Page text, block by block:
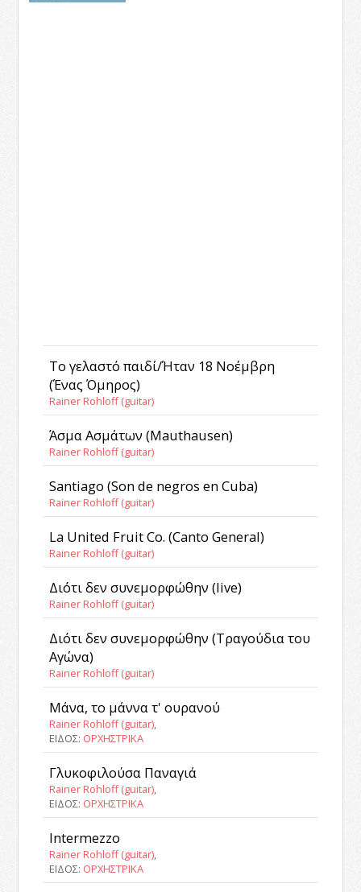
Το γελαστό παιδί/Ήταν 18 Νοέμβρη
(Ένας Όμηρος)
Rainer Rohloff (guitar)
Άσμα Ασμάτων (Mauthausen)
Rainer Rohloff (guitar)
Santiago (Son de negros en Cuba)
Rainer Rohloff (guitar)
La United Fruit Co. (Canto General)
Rainer Rohloff (guitar)
Διότι δεν συνεμορφώθην (live)
Rainer Rohloff (guitar)
Διότι δεν συνεμορφώθην (Τραγούδια του
Αγώνα)
Rainer Rohloff (guitar)
Μάνα, το μάννα τ' ουρανού
Rainer Rohloff (guitar),
ΕΙΔΟΣ: ΟΡΧΗΣΤΡΙΚΑ
Γλυκοφιλούσα Παναγιά
Rainer Rohloff (guitar),
ΕΙΔΟΣ: ΟΡΧΗΣΤΡΙΚΑ
Intermezzo
Rainer Rohloff (guitar),
ΕΙΔΟΣ: ΟΡΧΗΣΤΡΙΚΑ